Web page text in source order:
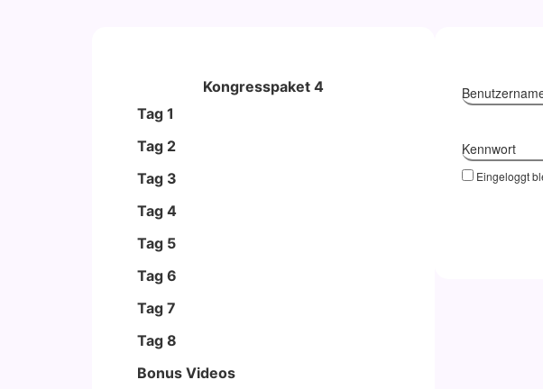
Kongresspaket 4
Tag 1
Tag 2
Tag 3
Tag 4
Tag 5
Tag 6
Tag 7
Tag 8
Bonus Vide­os
Kennwort
Eingeloggt